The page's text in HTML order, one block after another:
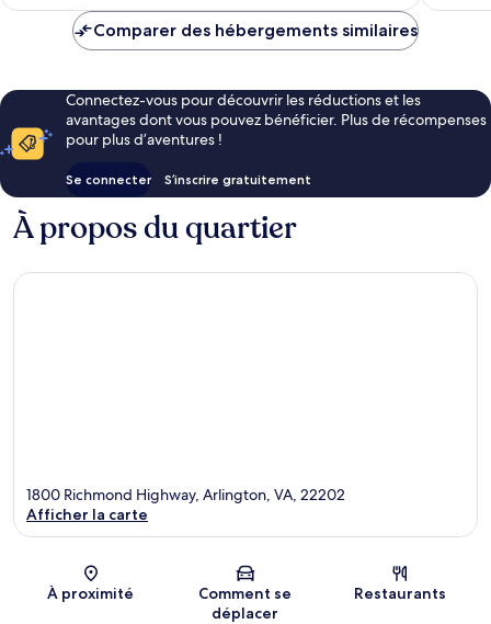
de
Comparer des hébergements similaires
Connectez-vous pour découvrir les réductions et les
avantages dont vous pouvez bénéficier. Plus de récompenses
pour plus d’aventures !
Se connecter S’inscrire gratuitement
À propos du quartier
Carte
1800 Richmond Highway, Arlington, VA, 22202
Afficher la carte
À proximité
Comment se
déplacer
Restaurants